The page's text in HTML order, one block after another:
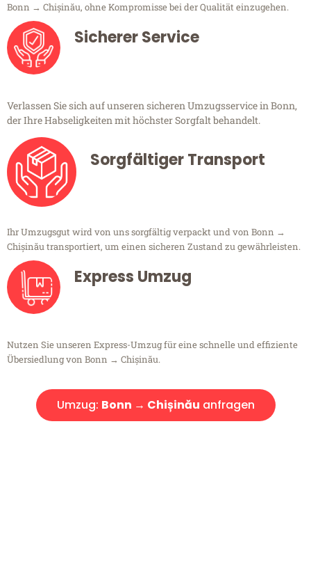
Bonn → Chișinău, ohne Kompromisse bei der Qualität einzugehen.
Sicherer Service
Verlassen Sie sich auf unseren sicheren Umzugsservice in Bonn,
der Ihre Habseligkeiten mit höchster Sorgfalt behandelt.
Sorgfältiger Transport
Ihr Umzugsgut wird von uns sorgfältig verpackt und von Bonn →
Chișinău transportiert, um einen sicheren Zustand zu gewährleisten.
Express Umzug
Nutzen Sie unseren Express-Umzug für eine schnelle und effiziente
Übersiedlung von Bonn → Chișinău.
Umzug: Bonn → Chișinău anfragen